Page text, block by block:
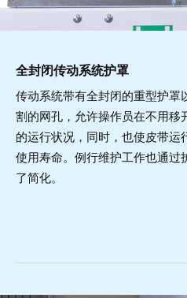
全封闭传动系统护罩
传动系统带有全封闭的重型护罩
割的网孔，允许操作员在不用移
的运行状况，同时，也使皮带运
使用寿命。例行维护工作也通过
了简化。